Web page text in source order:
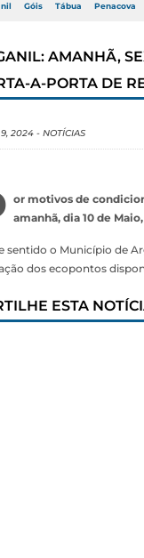
Góis Tábua Penacova
AMANHÃ,
A-PORTA DE
2024 - NOTÍCIAS
or motivos de
amanhã, dia 10 de
sentido o Município de
dos ecopontos
ESTA